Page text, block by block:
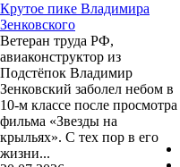
Крутое пике Владимира
Зенковского
Ветеран труда РФ,
авиаконструктор из
Подстёпок Владимир
Зенковский заболел небом в
10-м классе после просмотра
фильма «Звезды на
крыльях». С тех пор в его
жизни...